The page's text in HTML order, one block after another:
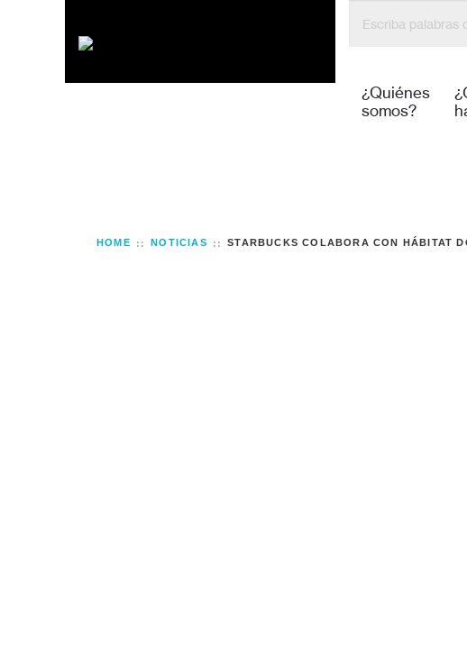
Habitat para la Humanidad República
¿Quiénes
somos?
HOME NOTICIAS STARBUCKS COLABORA CON HÁBITAT